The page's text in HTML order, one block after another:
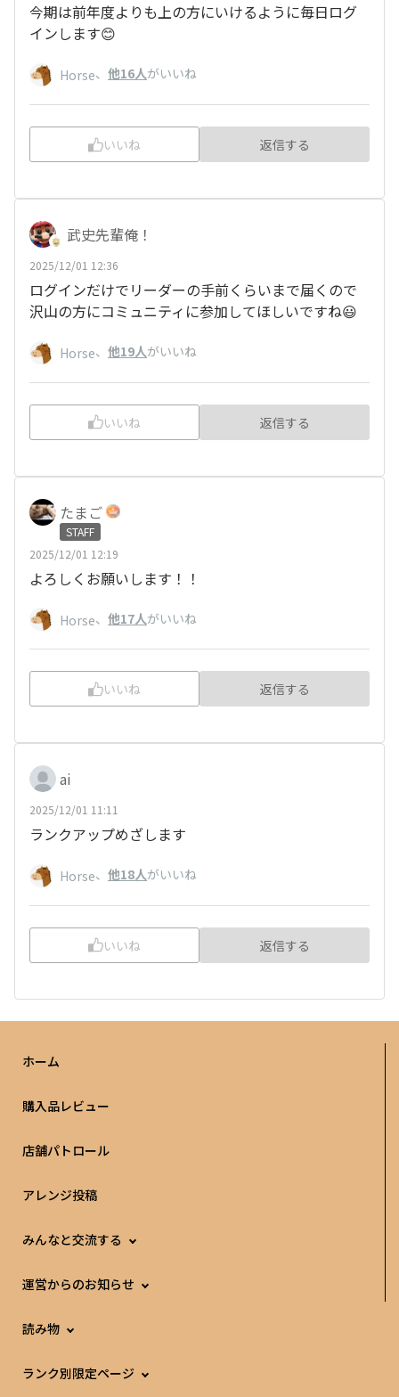
今期は前年度よりも上の方にいけるように毎日ログ
インします😊
Horse、 他16人がいいね
いいね 返信する
武史先輩俺！
2025/12/01 12:36
ログインだけでリーダーの手前くらいまで届くので
沢山の方にコミュニティに参加してほしいですね😃
Horse、 他19人がいいね
いいね 返信する
たまご
STAFF
2025/12/01 12:19
よろしくお願いします！！
Horse、 他17人がいいね
いいね 返信する
ai
2025/12/01 11:11
ランクアップめざします
Horse、 他18人がいいね
いいね 返信する
ホーム
購入品レビュー
店舗パトロール
アレンジ投稿
みんなと交流する
運営からのお知らせ
読み物
ランク別限定ページ